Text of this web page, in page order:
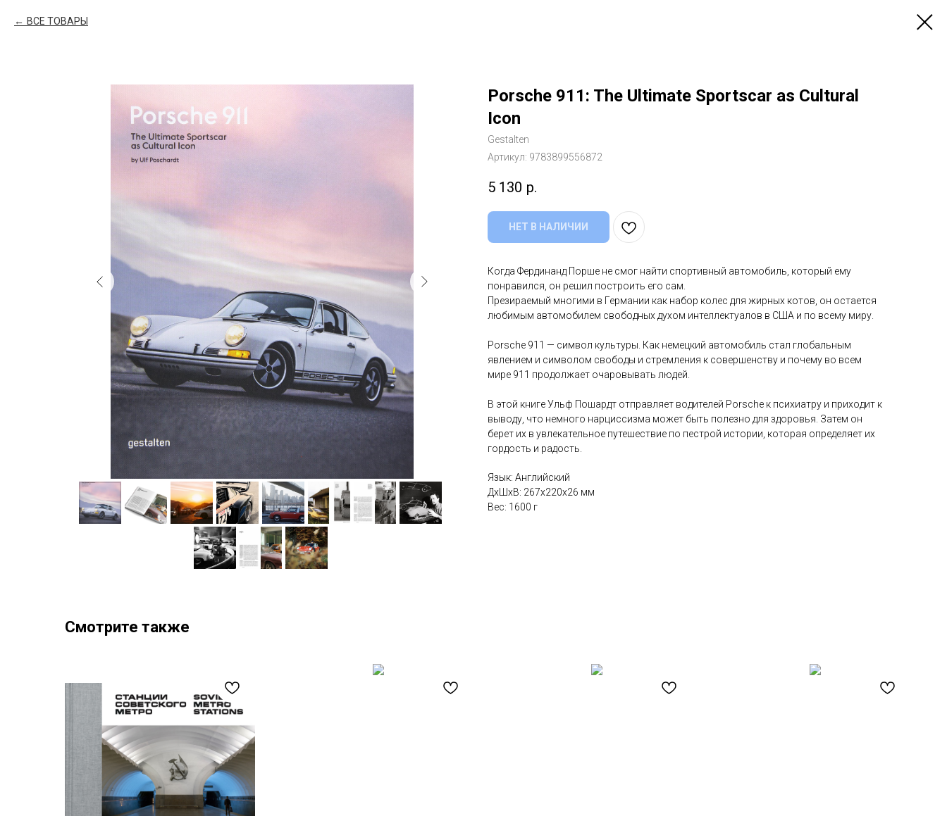
ВСЕ ТОВАРЫ
Porsche 911: The Ultimate Sportscar as Cultural
Icon
Gestalten
Артикул: 9783899556872
5 130 р.
НЕТ В НАЛИЧИИ
Когда Фердинанд Порше не смог найти спортивный автомобиль, который ему
понравился, он решил построить его сам.
Презираемый многими в Германии как набор колес для жирных котов, он остается
любимым автомобилем свободных духом интеллектуалов в США и по всему миру.
Porsche 911 — символ культуры. Как немецкий автомобиль стал глобальным
явлением и символом свободы и стремления к совершенству и почему во всем
мире 911 продолжает очаровывать людей.
В этой книге Ульф Пошардт отправляет водителей Porsche к психиатру и приходит к
выводу, что немного нарциссизма может быть полезно для здоровья. Затем он
берет их в увлекательное путешествие по пестрой истории, которая определяет их
гордость и радость.
Язык: Английский
ДxШxВ: 267x220x26 мм
Вес: 1600 г
Смотрите также